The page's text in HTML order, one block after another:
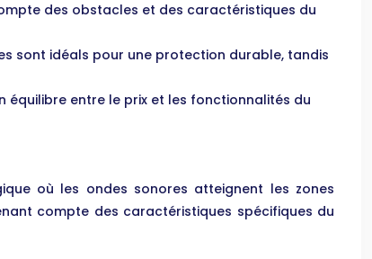
des obstacles et des caractéristiques du
sont idéals pour une protection durable, tandis
entre le prix et les fonctionnalités du
où les ondes sonores atteignent les zones
compte des caractéristiques spécifiques du